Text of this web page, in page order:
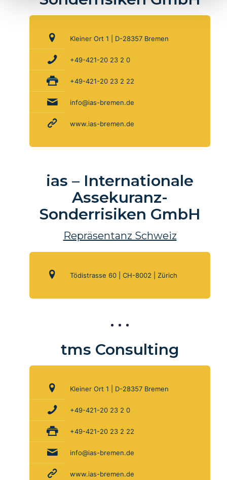
Kleiner Ort 1 | D-28357 Bremen
+49-421-20 23 2 0
+49-421-20 23 2 22
info@ias-bremen.de
www.ias-bremen.de
ias – Internationale
Assekuranz-
Sonderrisiken GmbH
Repräsentanz Schweiz
Tödistrasse 60 | CH-8002 | Zürich
tms Consulting
Kleiner Ort 1 | D-28357 Bremen
+49-421-20 23 2 0
+49-421-20 23 2 22
info@ias-bremen.de
www.ias-bremen.de